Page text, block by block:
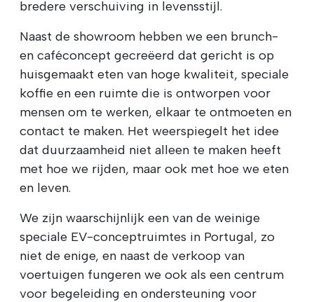
bredere verschuiving in levensstijl.
Naast de showroom hebben we een brunch-
en caféconcept gecreëerd dat gericht is op
huisgemaakt eten van hoge kwaliteit, speciale
koffie en een ruimte die is ontworpen voor
mensen om te werken, elkaar te ontmoeten en
contact te maken. Het weerspiegelt het idee
dat duurzaamheid niet alleen te maken heeft
met hoe we rijden, maar ook met hoe we eten
en leven.
We zijn waarschijnlijk een van de weinige
speciale EV-conceptruimtes in Portugal, zo
niet de enige, en naast de verkoop van
voertuigen fungeren we ook als een centrum
voor begeleiding en ondersteuning voor